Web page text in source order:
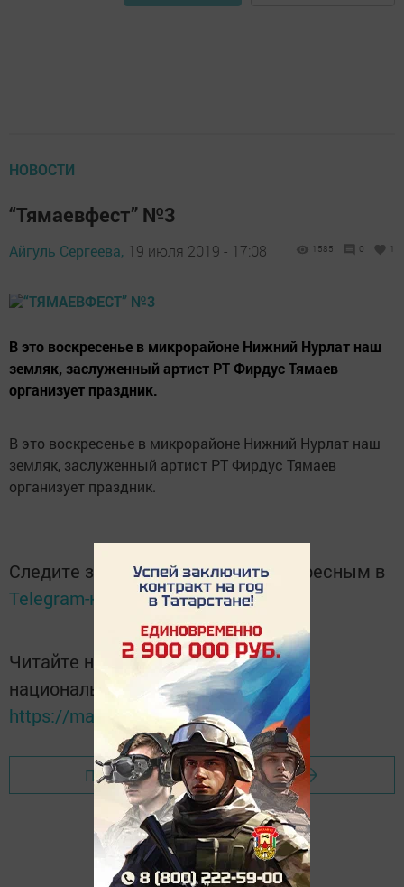
НОВОСТИ
“Тямаевфест” №3
Айгуль Сергеева, 19 июля 2019 - 17:08 1585 0 1
В это воскресенье в микрорайоне Нижний Нурлат наш
земляк, заслуженный артист РТ Фирдус Тямаев
организует праздник.
В это воскресенье в микрорайоне Нижний Нурлат наш
земляк, заслуженный артист РТ Фирдус Тямаев
организует праздник.
Следите за самым важным и интересным в
Telegram-каналеТатмедиа
Читайте новости Татарстана в
национальном мессенджере MАХ:
https://max.ru/tatmedia
Перейти на страницу новости